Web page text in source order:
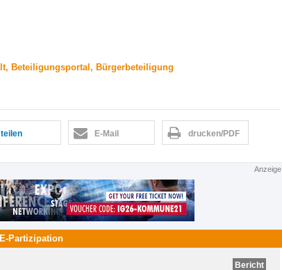
Beteiligungsportal, Bürgerbeteiligung
teilen E-Mail drucken/PDF
Anzeige
E-Partizipation
Bericht